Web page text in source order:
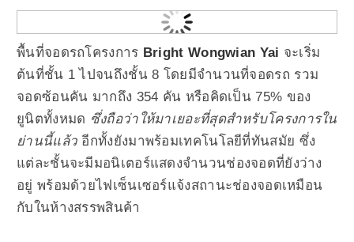
พื้นที่จอดรถโครงการ Bright Wongwian Yai จะเริ่ม
ต้นที่ชั้น 1 ไปจนถึงชั้น 8 โดยมีจำนวนที่จอดรถ รวม
จอดซ้อนคัน มากถึง 354 คัน หรือคิดเป็น 75% ของ
ยูนิตทั้งหมด ซึ่งถือว่าให้มาเยอะที่สุดสำหรับโครงการใน
ย่านนี้แล้ว อีกทั้งยังมาพร้อมเทคโนโลยีที่ทันสมัย ซึ่ง
แต่ละชั้นจะมีมอนิเตอร์แสดงจำนวนช่องจอดที่ยังว่าง
อยู่ พร้อมด้วยไฟเซ็นเซอร์แจ้งสถานะช่องจอดเหมือน
กับในห้างสรรพสินค้า